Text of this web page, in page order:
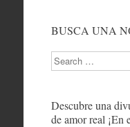
BUSCA UNA
Search
Descubre una
de amor real